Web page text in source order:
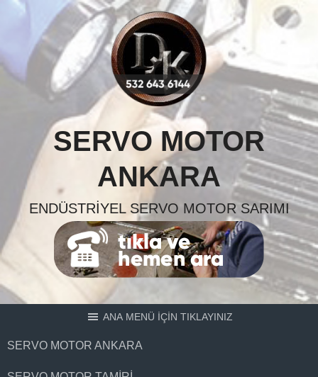
Skip
content
SERVO MOTOR
ANKARA
ENDÜSTRIYEL SERVO MOTOR SARIMI
ANA MENÜ İÇİN TIKLAYINIZ
SERVO MOTOR ANKARA